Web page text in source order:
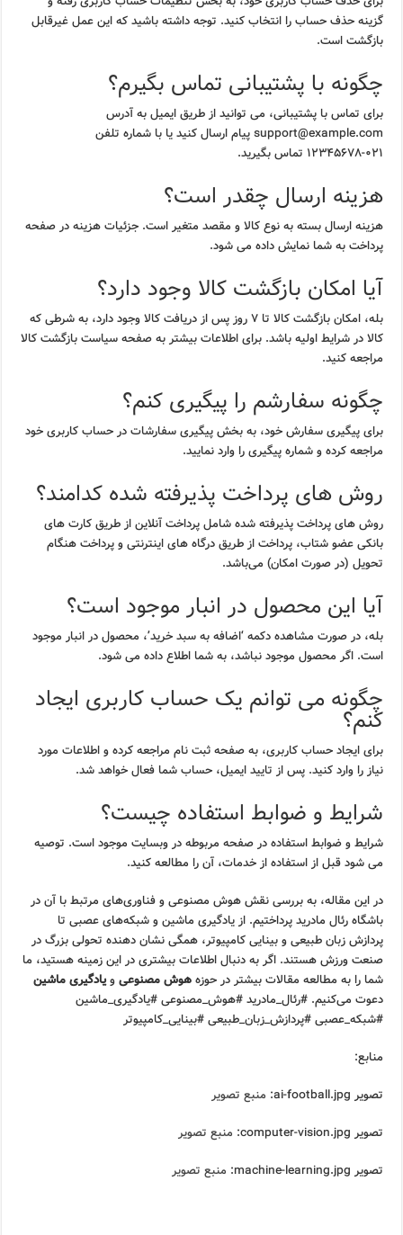
گزینه حذف حساب را انتخاب کنید. توجه داشته باشید که این عمل غیرقابل
بازگشت است.
چگونه با پشتیبانی تماس بگیرم؟
برای تماس با پشتیبانی، می توانید از طریق ایمیل به آدرس
support@example.com پیام ارسال کنید یا با شماره تلفن
۰۲۱-۱۲۳۴۵۶۷۸ تماس بگیرید.
هزینه ارسال چقدر است؟
هزینه ارسال بسته به نوع کالا و مقصد متغیر است. جزئیات هزینه در صفحه
پرداخت به شما نمایش داده می شود.
آیا امکان بازگشت کالا وجود دارد؟
بله، امکان بازگشت کالا تا ۷ روز پس از دریافت کالا وجود دارد، به شرطی که
کالا در شرایط اولیه باشد. برای اطلاعات بیشتر به صفحه سیاست بازگشت کالا
مراجعه کنید.
چگونه سفارشم را پیگیری کنم؟
برای پیگیری سفارش خود، به بخش پیگیری سفارشات در حساب کاربری خود
مراجعه کرده و شماره پیگیری را وارد نمایید.
روش های پرداخت پذیرفته شده کدامند؟
روش های پرداخت پذیرفته شده شامل پرداخت آنلاین از طریق کارت های
بانکی عضو شتاب، پرداخت از طریق درگاه های اینترنتی و پرداخت هنگام
تحویل (در صورت امکان) می‌باشد.
آیا این محصول در انبار موجود است؟
بله، در صورت مشاهده دکمه ‘اضافه به سبد خرید’، محصول در انبار موجود
است. اگر محصول موجود نباشد، به شما اطلاع داده می شود.
چگونه می توانم یک حساب کاربری ایجاد
کنم؟
برای ایجاد حساب کاربری، به صفحه ثبت نام مراجعه کرده و اطلاعات مورد
نیاز را وارد کنید. پس از تایید ایمیل، حساب شما فعال خواهد شد.
شرایط و ضوابط استفاده چیست؟
شرایط و ضوابط استفاده در صفحه مربوطه در وبسایت موجود است. توصیه
می شود قبل از استفاده از خدمات، آن را مطالعه کنید.
در این مقاله، به بررسی نقش هوش مصنوعی و فناوری‌های مرتبط با آن در
باشگاه رئال مادرید پرداختیم. از یادگیری ماشین و شبکه‌های عصبی تا
پردازش زبان طبیعی و بینایی کامپیوتر، همگی نشان دهنده تحولی بزرگ در
صنعت ورزش هستند. اگر به دنبال اطلاعات بیشتری در این زمینه هستید، ما
شما را به مطالعه مقالات بیشتر در حوزههوش مصنوعیویادگیری ماشین
دعوت می‌کنیم. #رئال_مادرید #هوش_مصنوعی #یادگیری_ماشین
#شبکه_عصبی #پردازش_زبان_طبیعی #بینایی_کامپیوتر
منابع:
تصویر ai-football.jpg:
منبع تصویر
تصویر computer-vision.jpg:
منبع تصویر
تصویر machine-learning.jpg:
منبع تصویر